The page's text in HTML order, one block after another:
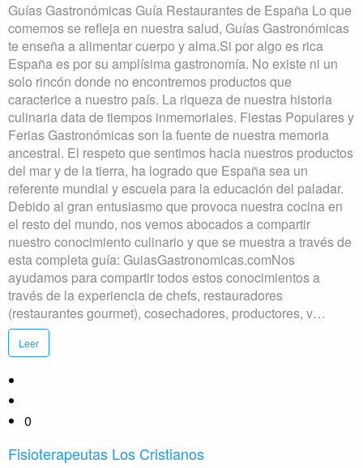
Guías Gastronómicas Guía Restaurantes de España Lo que
comemos se refleja en nuestra salud, Guías Gastronómicas
te enseña a alimentar cuerpo y alma.Si por algo es rica
España es por su amplísima gastronomía. No existe ni un
solo rincón donde no encontremos productos que
caracterice a nuestro país. La riqueza de nuestra historia
culinaria data de tiempos inmemoriales. Fiestas Populares y
Ferias Gastronómicas son la fuente de nuestra memoria
ancestral. El respeto que sentimos hacia nuestros productos
del mar y de la tierra, ha logrado que España sea un
referente mundial y escuela para la educación del paladar.
Debido al gran entusiasmo que provoca nuestra cocina en
el resto del mundo, nos vemos abocados a compartir
nuestro conocimiento culinario y que se muestra a través de
esta completa guía: GuiasGastronomicas.comNos
ayudamos para compartir todos estos conocimientos a
través de la experiencia de chefs, restauradores
(restaurantes gourmet), cosechadores, productores, v…
Leer
0
Fisioterapeutas Los Cristianos